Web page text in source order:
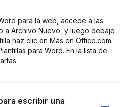
para la web, accede a las
a Archivo Nuevo, y luego debajo
haz clic en Más en Office.com.
para Word. En la lista de
escribir una